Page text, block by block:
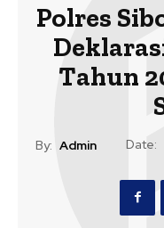
Polres
Tahun
By: Admin Date: